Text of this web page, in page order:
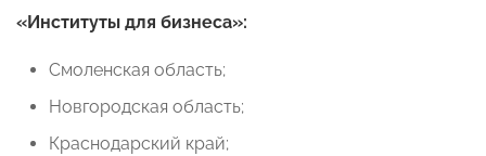
«Институты для бизнеса»:
Смоленская область;
Новгородская область;
Краснодарский край;